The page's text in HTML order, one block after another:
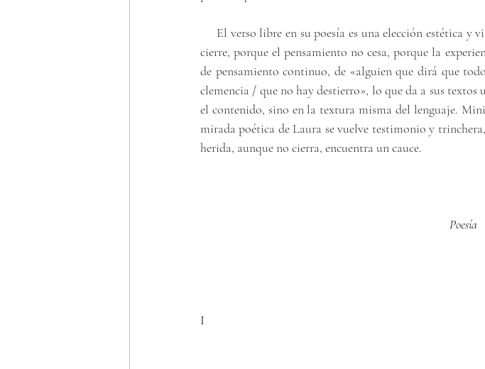
El verso libre en su poesía es una elección estética y
cierre, porque el pensamiento no cesa, porque la
de pensamiento continuo, de «alguien que dirá que
clemencia / que no hay destierro», lo que da a sus textos
el contenido, sino en la textura misma del lenguaje.
mirada poética de Laura se vuelve testimonio y
herida, aunque no cierra, encuentra un cauce.
Poesía
I